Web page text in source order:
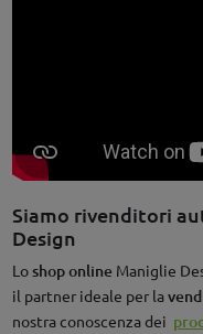
Siamo rivenditori
Design
Loshop onlineManiglie
il partner ideale per la
nostra conoscenza dei